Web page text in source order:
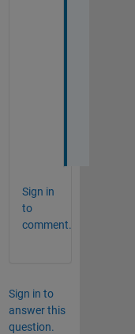
Sign in
to
comment.
Sign in to
answer this
question.